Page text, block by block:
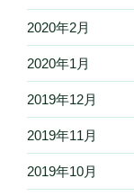
2020年2月
2020年1月
2019年12月
2019年11月
2019年10月